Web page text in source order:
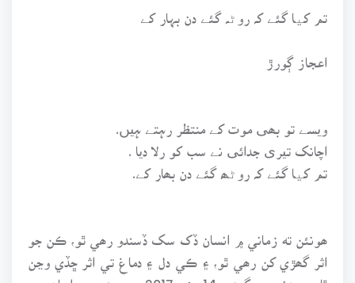
تم کیا گئے کہ روٹہ گئے دن بہار کے
اعجاز ڳورڙ
ویسے تو بھی موت کے منتظر رہتے ہیں۔
اچانک تیری جدائی نے سب کو رلا دیا ۔
تم کیا گئے کہ روٹھ گئے دن بھار کے۔
ھونئن ته زماني ۾ انسان ڏک سک ڏسندو رھي ٿو، ڪن جو
اثر گھڙي کن رھي ٿو، ۽ ڪي دل ۽ دماغ تي اثر ڇڏي وڃن
ٿا، پر بدنصيب گھڙي 14 مئي 2017 جي جنھن ۾ اسان جي